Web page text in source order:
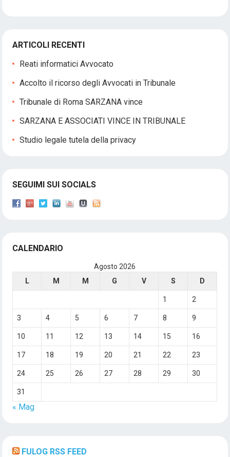
ARTICOLI RECENTI
Reati informatici Avvocato
Accolto il ricorso degli Avvocati in Tribunale
Tribunale di Roma SARZANA vince
SARZANA E ASSOCIATI VINCE IN TRIBUNALE
Studio legale tutela della privacy
SEGUIMI SUI SOCIALS
CALENDARIO
Agosto 2026
L
M M G V S D
1 2
3 4 5 6 7 8 9
10 11 12 13 14 15 16
17 18 19 20 21 22 23
24 25 26 27 28 29 30
31
« Mag
FULOG RSS FEED